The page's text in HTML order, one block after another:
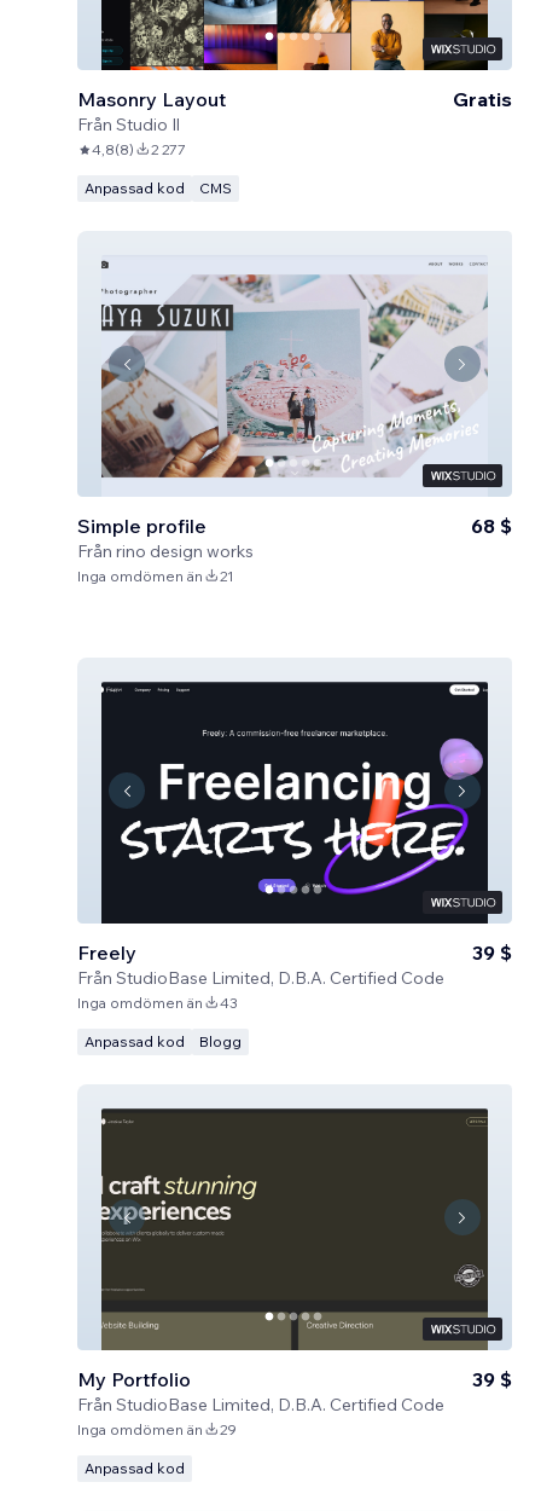
Masonry Layout
Från Studio Il
Gratis
4,8(8) 2 277
Anpassad kod CMS
Simple profile
Från rino design works
68 $
Inga omdömen än 21
Freely
Från StudioBase Limited, D.B.A. Certified Code
39 $
Inga omdömen än 43
Anpassad kod Blogg
My Portfolio
Från StudioBase Limited, D.B.A. Certified Code
39 $
Inga omdömen än 29
Anpassad kod